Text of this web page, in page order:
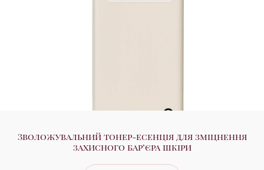
Зволожувальний тонер-есенція для зміцнення
захисного бар’єра шкіри